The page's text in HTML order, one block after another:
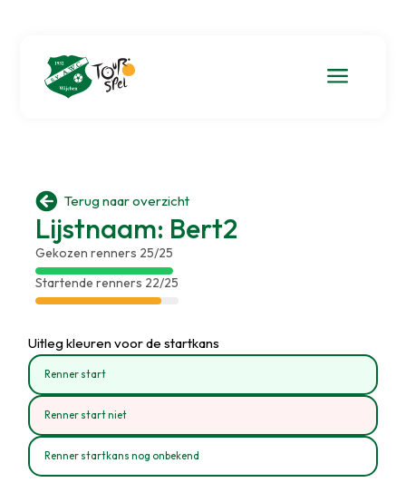
a
 Terug naar overzicht
Lijstnaam: Bert2
Gekozen renners 25/25
Startende renners 22/25
Uitleg kleuren voor de startkans
Renner start
Renner start niet
Renner startkans nog onbekend